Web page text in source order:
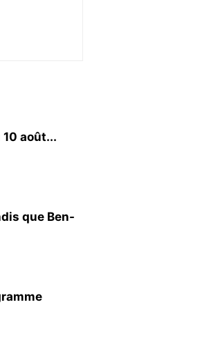
août...
que Ben-